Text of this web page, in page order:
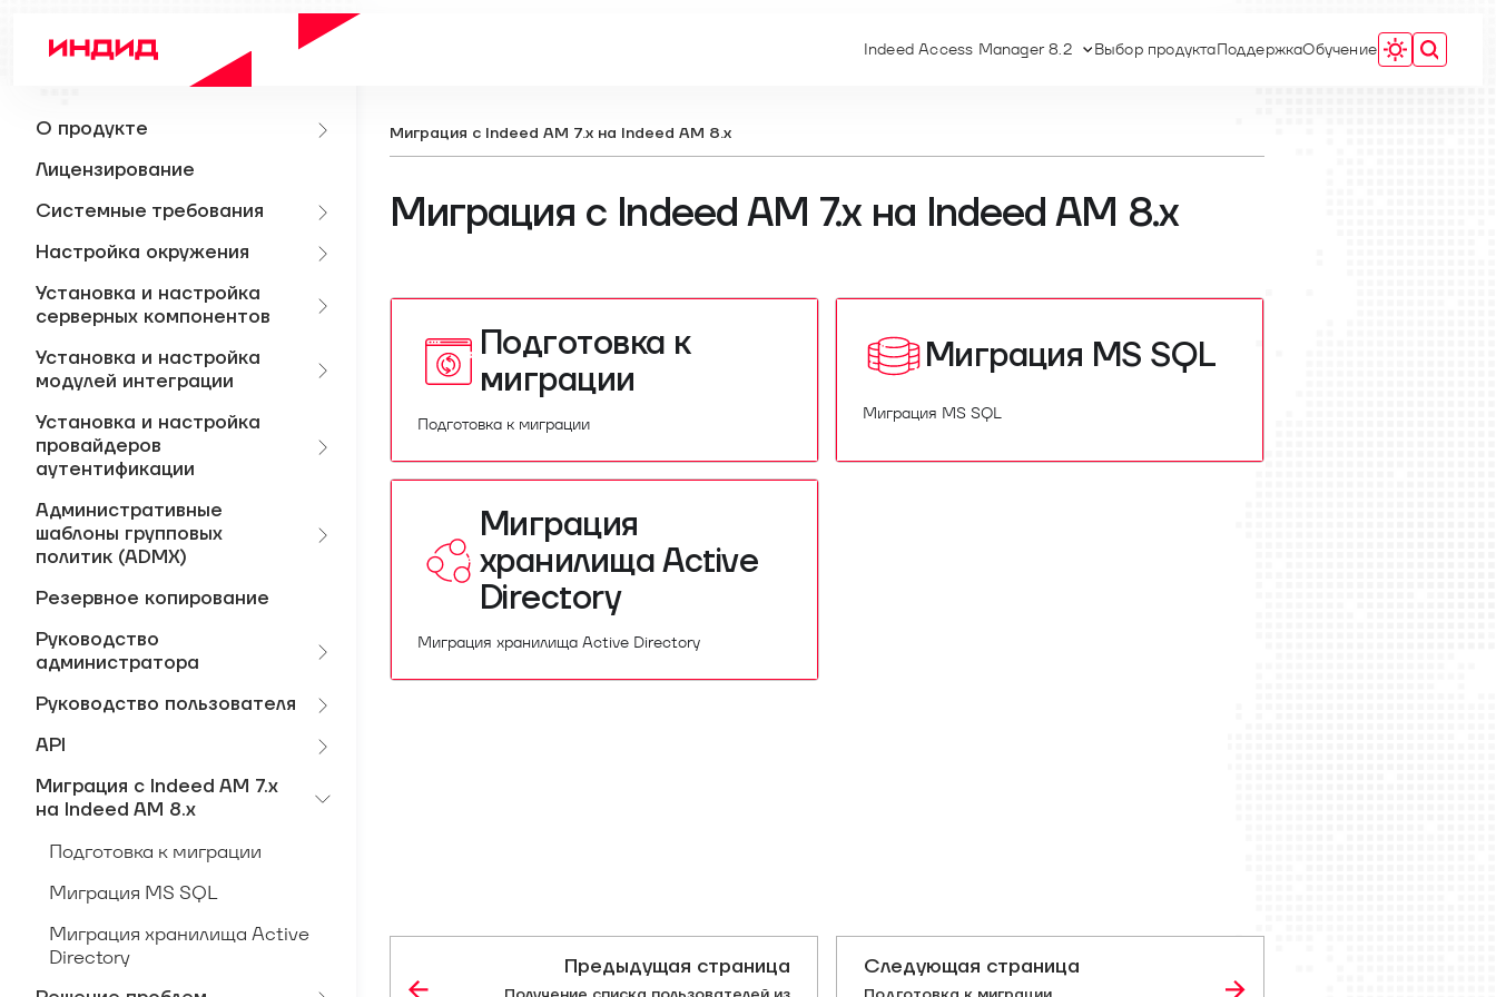
Indeed Access Manager 8.2 Выбор продуктаПоддержкаОбучение
О продукте
Лицензирование
Системные требования
Настройка окружения
Установка и настройка
серверных компонентов
Установка и настройка
модулей интеграции
Установка и настройка
провайдеров
аутентификации
Административные
шаблоны групповых
политик (ADMX)
Резервное копирование
Руководство
администратора
Руководство пользователя
API
Миграция с Indeed AM 7.x
на Indeed AM 8.x
Подготовка к миграции
Миграция MS SQL
Миграция хранилища Active
Directory
Миграция с Indeed AM 7.x на Indeed AM 8.x
Миграция с Indeed AM 7.x на Indeed AM 8.x
Подготовка к
миграции
Подготовка к миграции
Миграция MS SQL
Миграция MS SQL
Миграция
хранилища Active
Directory
Миграция хранилища Active Directory
Предыдущая страница Следующая страница